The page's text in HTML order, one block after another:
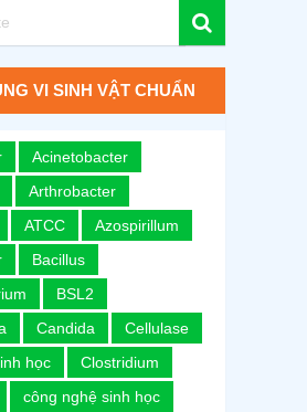
VI SINH VẬT CHUẨN
Acinetobacter
Arthrobacter
ATCC
Azospirillum
Bacillus
BSL2
Candida
Cellulase
học
Clostridium
công nghệ sinh học